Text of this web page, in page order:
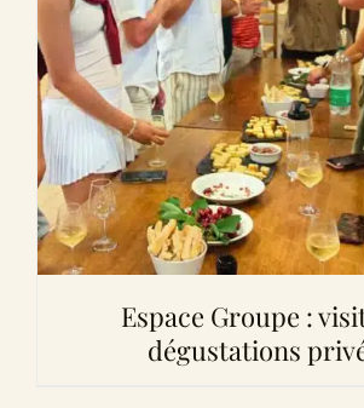
Espace Groupe :
dégustations